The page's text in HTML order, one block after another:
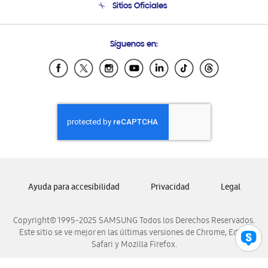
Condiciones de Compra
Soporte vía eMail
Sitios Oficiales
Samsung Ecuador
Samsung El Salvador
Samsung Honduras
Samsung Nicaragua
Samsung Panamá
Samsung Venezuela
Síguenos en:
Copyright© 1995-2025 SAMSUNG Todos los Derechos Reservados.
Este sitio se ve mejor en las últimas versiones de Chrome, Edge,
Safari y Mozilla Firefox.
Ayuda para accesibilidad Privacidad Legal